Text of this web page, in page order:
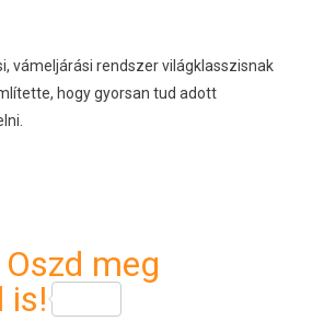
vámeljárási rendszer világklasszisnak
hogy gyorsan tud adott
meg
is!